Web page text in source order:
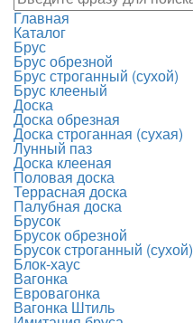
Главная
Каталог
Брус
Брус обрезной
Брус строганный (сухой)
Брус клееный
Доска
Доска обрезная
Доска строганная (сухая)
Лунный паз
Доска клееная
Половая доска
Террасная доска
Палубная доска
Брусок
Брусок обрезной
Брусок строганный (сухой)
Блок-хаус
Вагонка
Евровагонка
Вагонка Штиль